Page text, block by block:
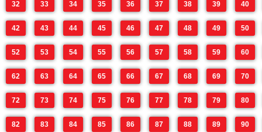
32 33 34 35 36 37 38 39 40
42 43 44 45 46 47 48 49 50
52 53 54 55 56 57 58 59 60
62 63 64 65 66 67 68 69 70
72 73 74 75 76 77 78 79 80
82 83 84 85 86 87 88 89 90